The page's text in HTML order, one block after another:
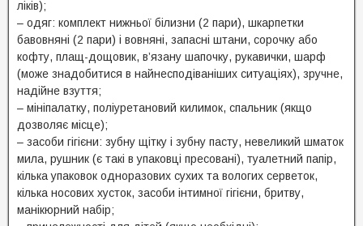
ліків);
– одяг: комплект нижньої білизни (2 пари), шкарпетки
бавовняні (2 пари) і вовняні, запасні штани, сорочку або
кофту, плащ-дощовик, в’язану шапочку, рукавички, шарф
(може знадобитися в найнесподіваніших ситуаціях), зручне,
надійне взуття;
– мініпалатку, поліуретановий килимок, спальник (якщо
дозволяє місце);
– засоби гігієни: зубну щітку і зубну пасту, невеликий шматок
мила, рушник (є такі в упаковці пресовані), туалетний папір,
кілька упаковок одноразових сухих та вологих серветок,
кілька носових хусток, засоби інтимної гігієни, бритву,
манікюрний набір;